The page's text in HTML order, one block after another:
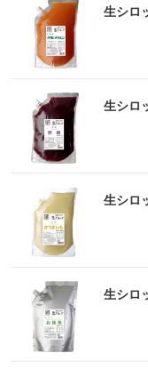
生シロ
生シロ
生シロ
生シロ